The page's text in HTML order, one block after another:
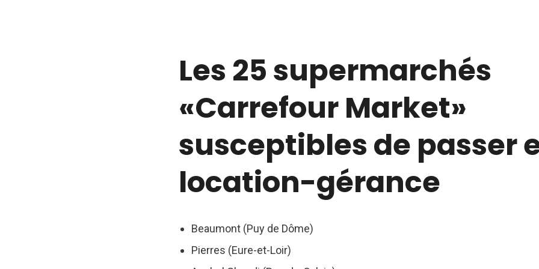
Les 25 supermarchés
«Carrefour Market»
susceptibles de passer
location-gérance
Beaumont (Puy de Dôme)
Pierres (Eure-et-Loir)